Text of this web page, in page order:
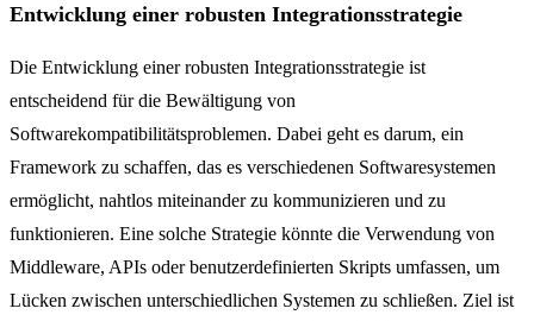
Entwicklung einer robusten Integrationsstrategie
Die Entwicklung einer robusten Integrationsstrategie ist
entscheidend für die Bewältigung von
Softwarekompatibilitätsproblemen. Dabei geht es darum, ein
Framework zu schaffen, das es verschiedenen Softwaresystemen
ermöglicht, nahtlos miteinander zu kommunizieren und zu
funktionieren. Eine solche Strategie könnte die Verwendung von
Middleware, APIs oder benutzerdefinierten Skripts umfassen, um
Lücken zwischen unterschiedlichen Systemen zu schließen. Ziel ist